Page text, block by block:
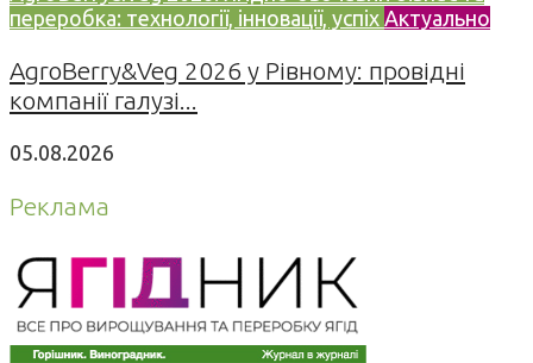
переробка: технології, інновації, успіх Актуально
AgroBerry&Veg 2026 у Рівному: провідні
компанії галузі...
05.08.2026
Реклама